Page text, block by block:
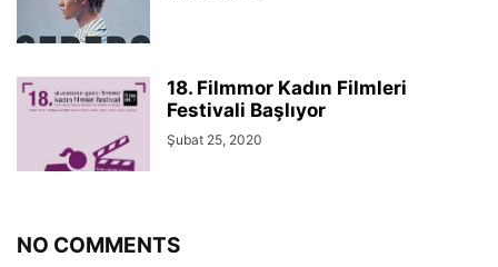
18. Filmmor Kadın Filmleri
Festivali Başlıyor
Şubat 25, 2020
NO COMMENTS